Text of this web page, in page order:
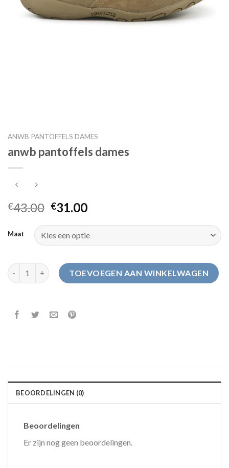
ANWB PANTOFFELS DAMES
anwb pantoffels dames
€43.00 €31.00
Maat
anwb pantoffels dames aantalTOEVOEGEN AAN WINKELWAGEN
BEOORDELINGEN (0)
Beoordelingen
Er zijn nog geen beoordelingen.